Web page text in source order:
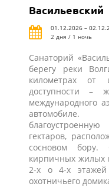
Васильевский
01.12.2026 –
2 дня / 1 ночь
Санаторий
берегу реки
километрах от
доступности –
международного
гектаров,
сосновом бору.
кирпичных жилых
2-х о 4-х этажей
охотничьего